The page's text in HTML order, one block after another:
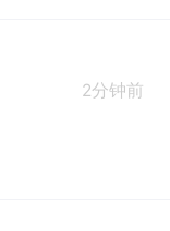
2分钟前